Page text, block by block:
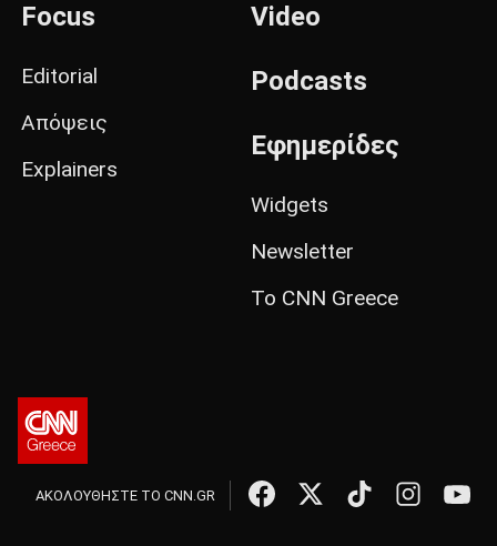
Focus
Editorial
Απόψεις
Explainers
Video
Podcasts
Εφημερίδες
Widgets
Newsletter
Το CNN Greece
ΑΚΟΛΟΥΘΗΣΤΕ ΤΟ CNN.GR